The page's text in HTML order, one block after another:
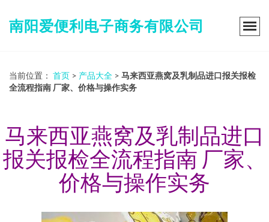
南阳爱便利电子商务有限公司
当前位置： 首页 > 产品大全 > 马来西亚燕窝及乳制品进口报关报检
全流程指南 厂家、价格与操作实务
马来西亚燕窝及乳制品进口
报关报检全流程指南 厂家、
价格与操作实务